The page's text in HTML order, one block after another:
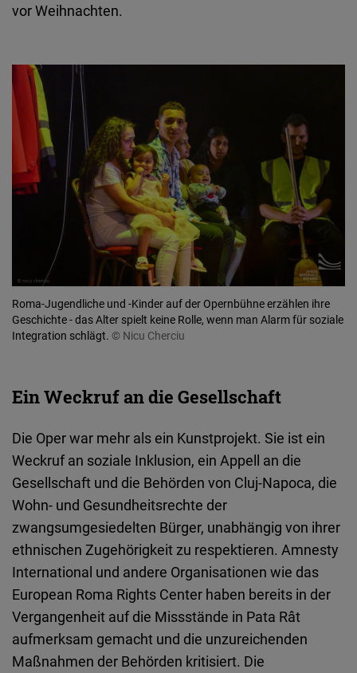
vor Weihnachten.
Roma-Jugendliche und -Kinder auf der Opernbühne erzählen ihre
Geschichte - das Alter spielt keine Rolle, wenn man Alarm für soziale
Integration schlägt. © Nicu Cherciu
Ein Weckruf an die Gesellschaft
Die Oper war mehr als ein Kunstprojekt. Sie ist ein
Weckruf an soziale Inklusion, ein Appell an die
Gesellschaft und die Behörden von Cluj-Napoca, die
Wohn- und Gesundheitsrechte der
zwangsumgesiedelten Bürger, unabhängig von ihrer
ethnischen Zugehörigkeit zu respektieren. Amnesty
International und andere Organisationen wie das
European Roma Rights Center haben bereits in der
Vergangenheit auf die Missstände in Pata Rât
aufmerksam gemacht und die unzureichenden
Maßnahmen der Behörden kritisiert. Die